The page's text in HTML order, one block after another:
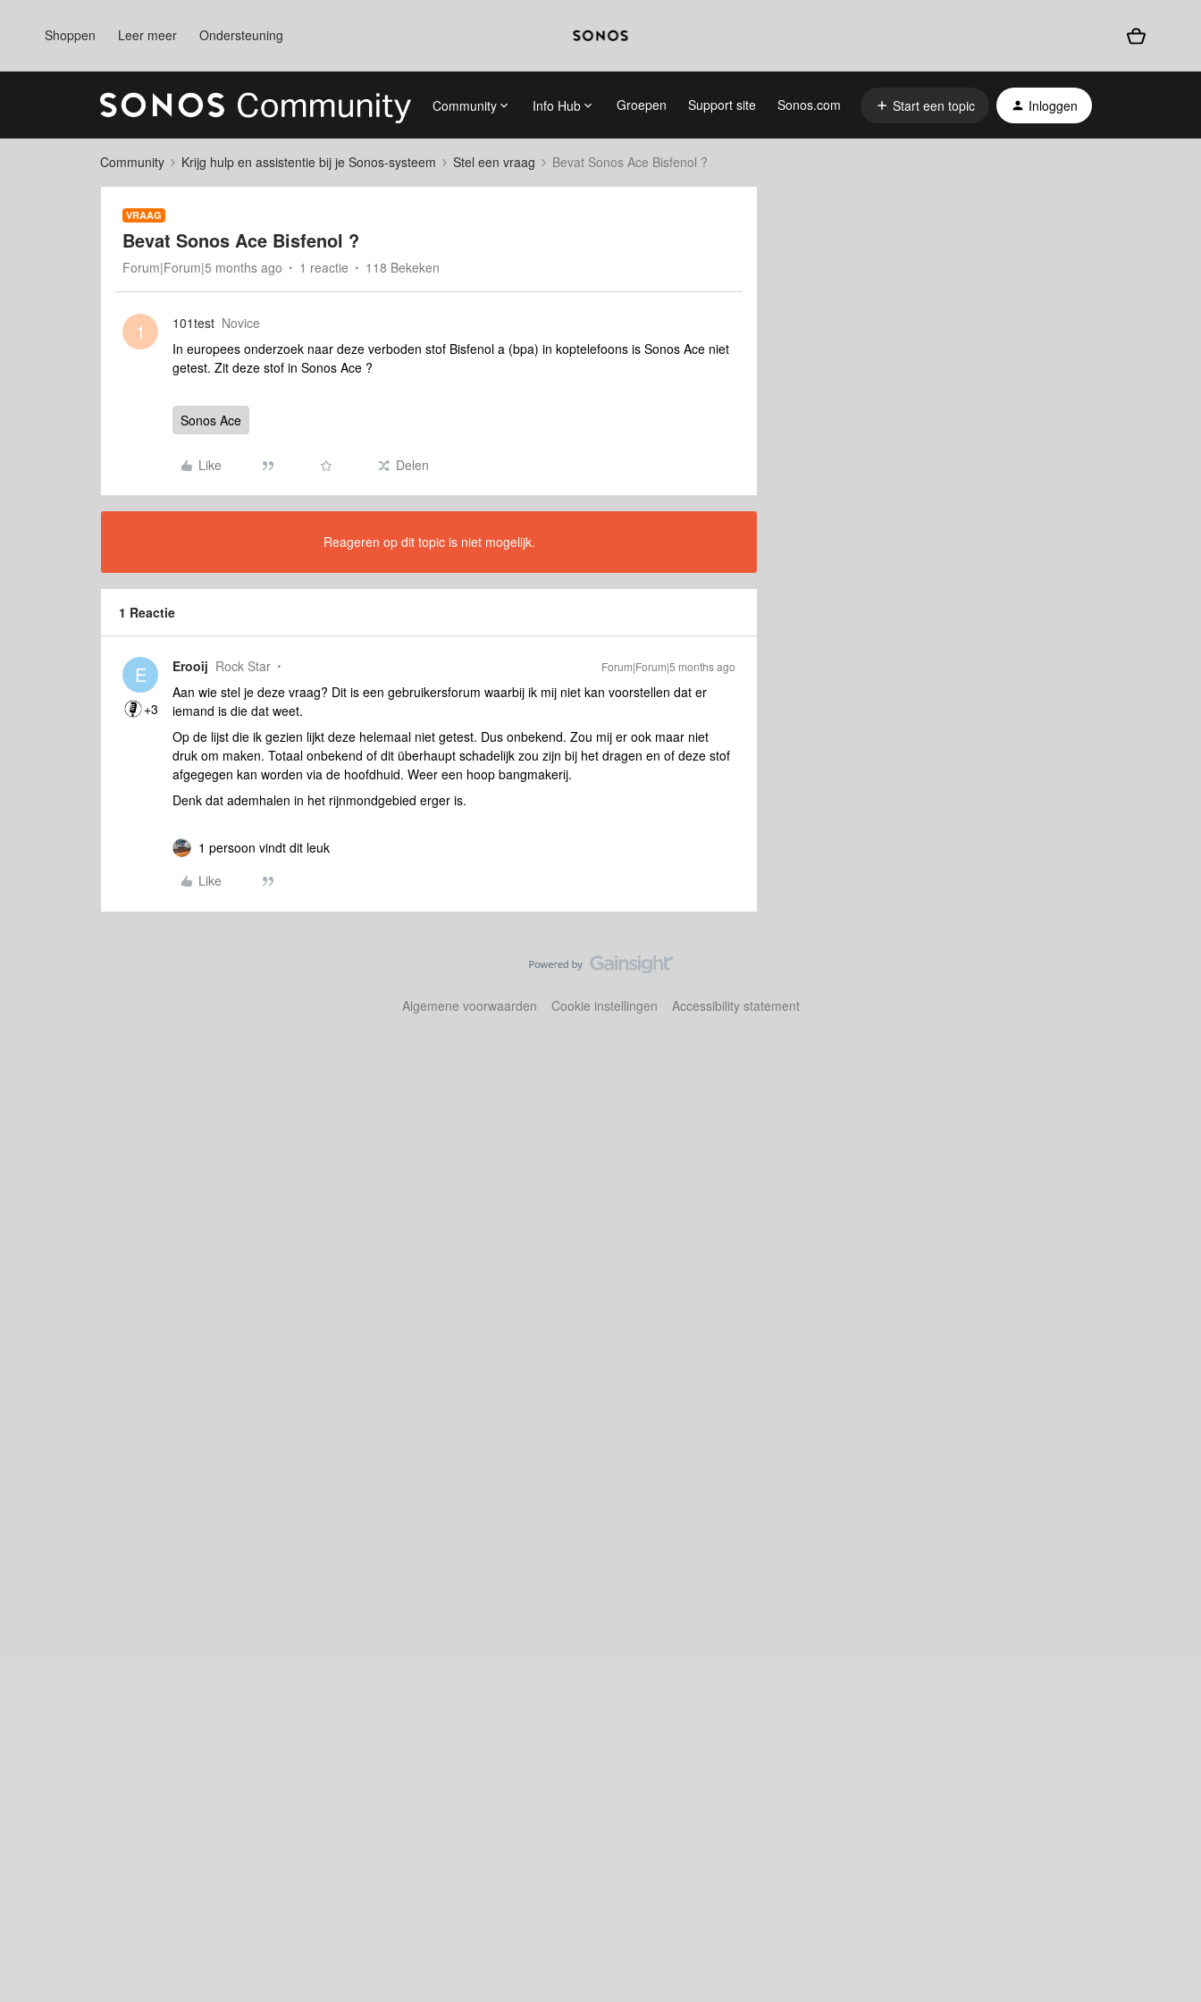
Shoppen Leer meer Ondersteuning
Community Info Hub Groepen Support site Sonos.com Start een topic Inloggen
Community Krijg hulp en assistentie bij je Sonos-systeem Stel een vraag Bevat Sonos Ace Bisfenol ?
VRAAG
Bevat Sonos Ace Bisfenol ?
Forum|Forum|5 months ago 1 reactie 118 Bekeken
1 101test Novice
In europees onderzoek naar deze verboden stof Bisfenol a (bpa) in koptelefoons is Sonos Ace niet
getest. Zit deze stof in Sonos Ace ?
Sonos Ace
Like Delen
Reageren op dit topic is niet mogelijk.
1 Reactie
E
+3
Erooij Rock Star Forum|Forum|5 months ago
Aan wie stel je deze vraag? Dit is een gebruikersforum waarbij ik mij niet kan voorstellen dat er
iemand is die dat weet.
Op de lijst die ik gezien lijkt deze helemaal niet getest. Dus onbekend. Zou mij er ook maar niet
druk om maken. Totaal onbekend of dit überhaupt schadelijk zou zijn bij het dragen en of deze stof
afgegegen kan worden via de hoofdhuid. Weer een hoop bangmakerij.
Denk dat ademhalen in het rijnmondgebied erger is.
1 persoon vindt dit leuk
Like
Algemene voorwaarden Cookie instellingen Accessibility statement